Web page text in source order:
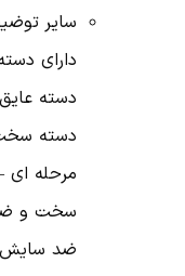
سایر
دارای
دسته
مرحله ای
سخت و
ضد سایش